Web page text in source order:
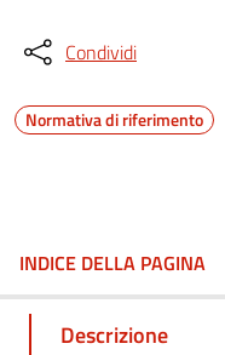
Condividi
Normativa di riferimento
INDICE DELLA PAGINA
Descrizione